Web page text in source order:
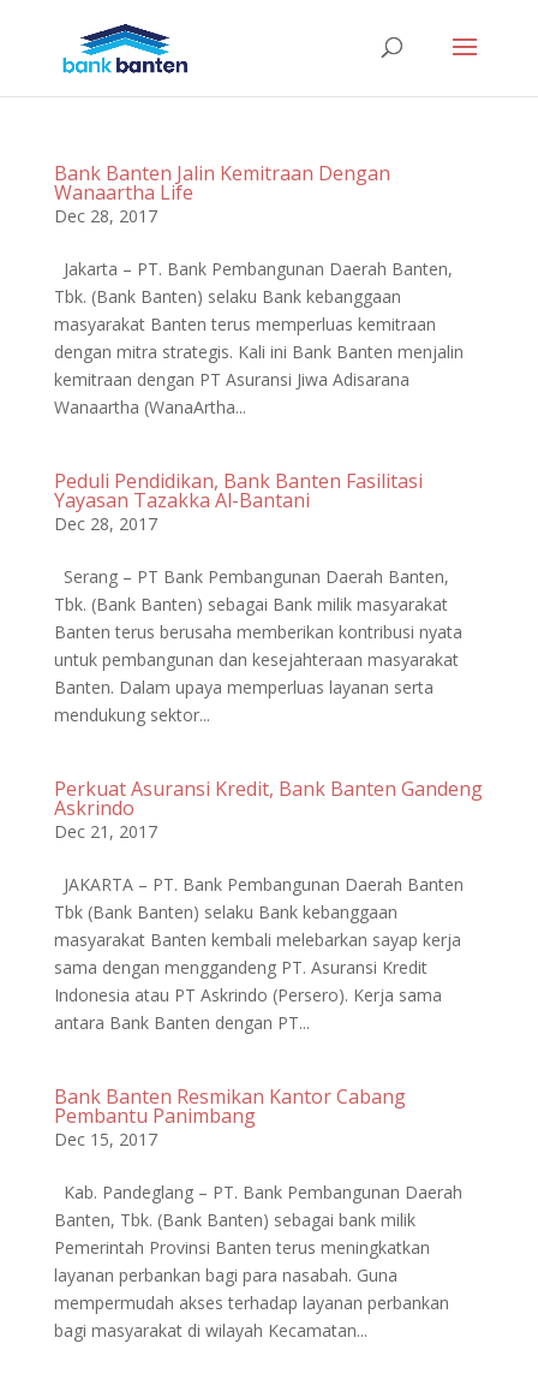
Bank Banten Jalin Kemitraan Dengan
Wanaartha Life
Dec 28, 2017
Jakarta – PT. Bank Pembangunan Daerah Banten,
Tbk. (Bank Banten) selaku Bank kebanggaan
masyarakat Banten terus memperluas kemitraan
dengan mitra strategis. Kali ini Bank Banten menjalin
kemitraan dengan PT Asuransi Jiwa Adisarana
Wanaartha (WanaArtha...
Peduli Pendidikan, Bank Banten Fasilitasi
Yayasan Tazakka Al-Bantani
Dec 28, 2017
Serang – PT Bank Pembangunan Daerah Banten,
Tbk. (Bank Banten) sebagai Bank milik masyarakat
Banten terus berusaha memberikan kontribusi nyata
untuk pembangunan dan kesejahteraan masyarakat
Banten. Dalam upaya memperluas layanan serta
mendukung sektor...
Perkuat Asuransi Kredit, Bank Banten Gandeng
Askrindo
Dec 21, 2017
JAKARTA – PT. Bank Pembangunan Daerah Banten
Tbk (Bank Banten) selaku Bank kebanggaan
masyarakat Banten kembali melebarkan sayap kerja
sama dengan menggandeng PT. Asuransi Kredit
Indonesia atau PT Askrindo (Persero). Kerja sama
antara Bank Banten dengan PT...
Bank Banten Resmikan Kantor Cabang
Pembantu Panimbang
Dec 15, 2017
Kab. Pandeglang – PT. Bank Pembangunan Daerah
Banten, Tbk. (Bank Banten) sebagai bank milik
Pemerintah Provinsi Banten terus meningkatkan
layanan perbankan bagi para nasabah. Guna
mempermudah akses terhadap layanan perbankan
bagi masyarakat di wilayah Kecamatan...